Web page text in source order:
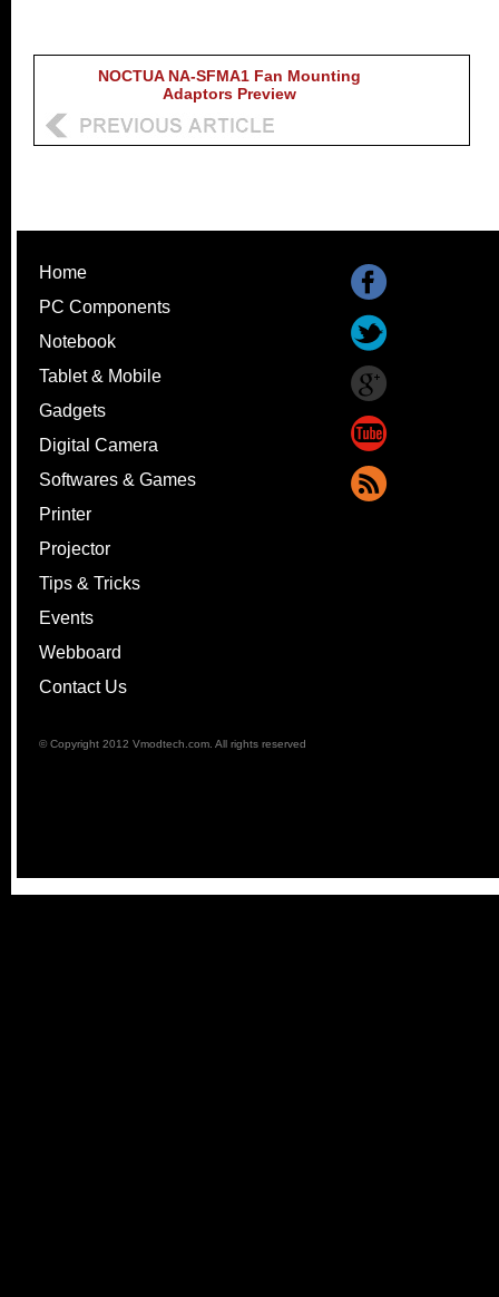
NOCTUA NA-SFMA1 Fan Mounting
Adaptors Preview
Home
PC Components
Notebook
Tablet & Mobile
Gadgets
Digital Camera
Softwares & Games
Printer
Projector
Tips & Tricks
Events
Webboard
Contact Us
© Copyright 2012 Vmodtech.com. All rights reserved